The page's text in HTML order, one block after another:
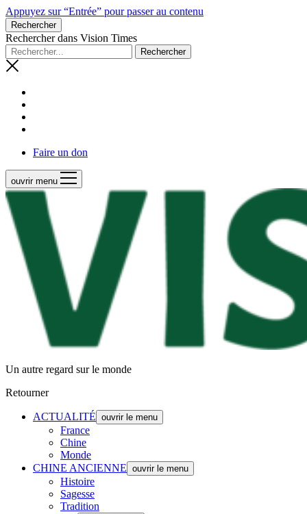
Appuyez sur “Entrée” pour passer au contenu
Rechercher
Rechercher dans Vision Times
Faire un don
ouvrir menu
Un autre regard sur le monde
Retourner
ACTUALITÉ ouvrir le menu
France
Chine
Monde
CHINE ANCIENNE ouvrir le menu
Histoire
Sagesse
Tradition